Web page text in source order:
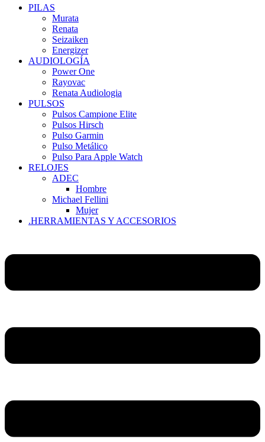
PILAS
Murata
Renata
Seizaiken
Energizer
AUDIOLOGÍA
Power One
Rayovac
Renata Audiologia
PULSOS
Pulsos Campione Elite
Pulsos Hirsch
Pulso Garmin
Pulso Metálico
Pulso Para Apple Watch
RELOJES
ADEC
Hombre
Michael Fellini
Mujer
.HERRAMIENTAS Y ACCESORIOS